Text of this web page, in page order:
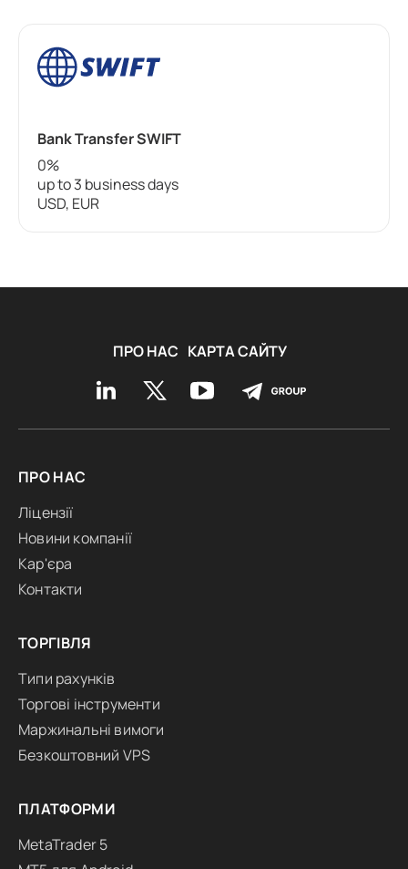
Bank Transfer SWIFT
0%
up to 3 business days
USD, EUR
ПРО НАС КАРТА САЙТУ
ПРО НАС
Ліцензії
Новини компанії
Кар'єра
Контакти
ТОРГІВЛЯ
Типи рахунків
Торгові інструменти
Маржинальні вимоги
Безкоштовний VPS
ПЛАТФОРМИ
MetaTrader 5